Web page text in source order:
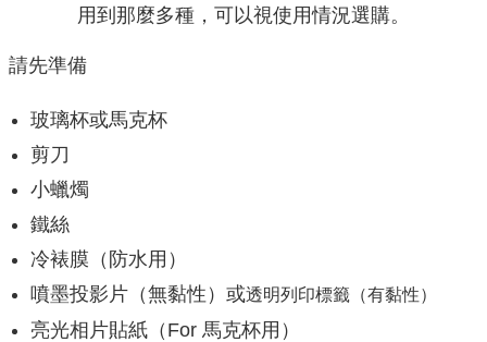
用到那麼多種，可以視使用情況選購。
請先準備
玻璃杯或馬克杯
剪刀
小蠟燭
鐵絲
冷裱膜（防水用）
噴墨投影片（無黏性）或透明列印標籤（有黏性）
亮光相片貼紙（For 馬克杯用）